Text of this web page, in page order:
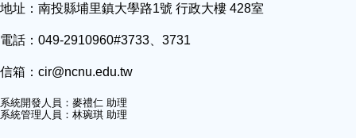
地址：南投縣埔里鎮大學路1號 行政大樓 428室
電話：049-2910960#3733、3731
信箱： cir@ncnu.edu.tw
系統開發人員：麥禮仁 助理
系統管理人員：林琬琪 助理